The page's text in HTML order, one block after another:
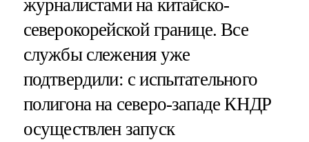
журналистами на китайско-
северокорейской границе. Все
службы слежения уже
подтвердили: с испытательного
полигона на северо-западе КНДР
осуществлен запуск